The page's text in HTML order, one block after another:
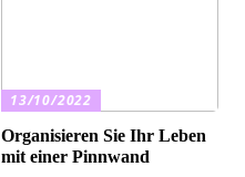
13/10/2022
Organisieren Sie Ihr Leben
mit einer Pinnwand